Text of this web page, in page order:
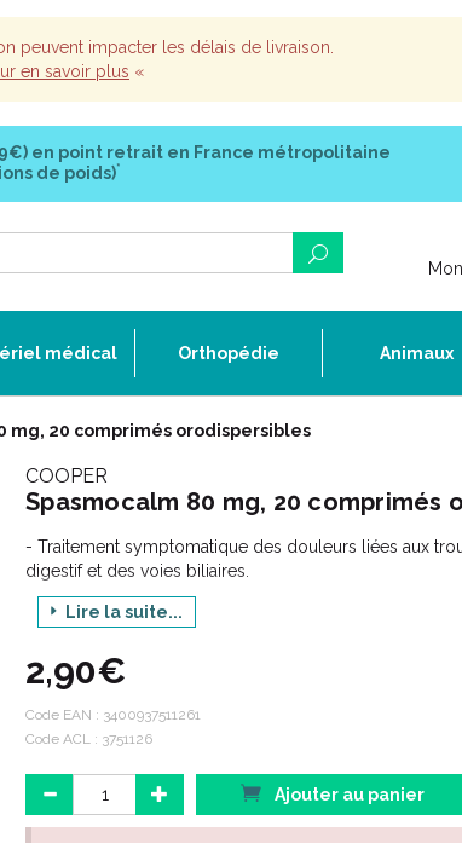
peuvent impacter les délais de livraison.
en savoir plus «
en point retrait en France métropolitaine
de poids)*
médical Orthopédie Animaux
mg, 20 comprimés orodispersibles
COOPER
Spasmocalm 80 mg, 20 comprimés
- Traitement symptomatique des douleurs liées aux
digestif et des voies biliaires.
- Traitement des manifestations spasmodiques et
urinaires: coliques néphrétiques.
- Traitement symptomatique des manifestations
gynécologie.
- Traitement adjuvant des contractions au cours de la
Lire la suite...
2,90€
Code EAN : 3400937511261
Code ACL : 3751126
Ajouter au panier